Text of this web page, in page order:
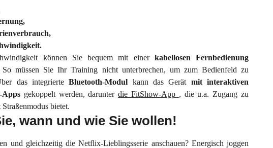
können Sie bequem mit einer kabellosen Fernbedienung
So müssen Sie Ihr Training nicht unterbrechen, um zum Bedienfeld zu
das integrierteBluetooth-Modul kann das Gerät mit interaktiven
Apps gekoppelt werden, darunterdie FitShow-App , die u.a. Zugang zu
bietet.
wann und wie Sie wollen!
und gleichzeitig die Netflix-Lieblingsserie anschauen? Energisch joggen